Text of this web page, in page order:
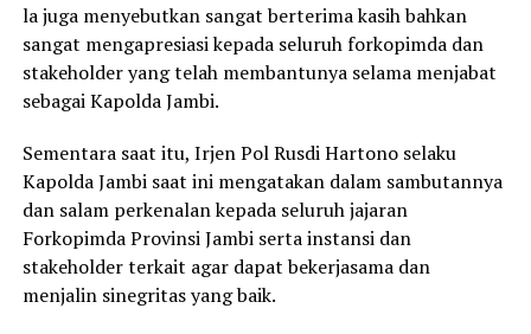
la juga menyebutkan sangat berterima kasih bahkan
sangat mengapresiasi kepada seluruh forkopimda dan
stakeholder yang telah membantunya selama menjabat
sebagai Kapolda Jambi.
Sementara saat itu, Irjen Pol Rusdi Hartono selaku
Kapolda Jambi saat ini mengatakan dalam sambutannya
dan salam perkenalan kepada seluruh jajaran
Forkopimda Provinsi Jambi serta instansi dan
stakeholder terkait agar dapat bekerjasama dan
menjalin sinegritas yang baik.